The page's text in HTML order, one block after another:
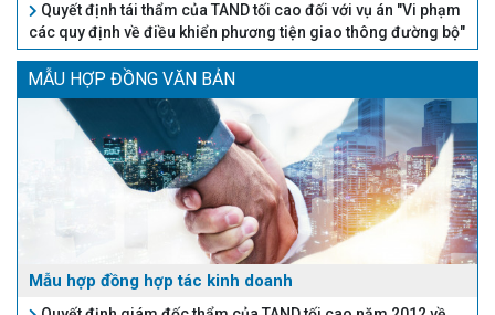
Quyết định tái thẩm của TAND tối cao đối với vụ án "Vi phạm
các quy định về điều khiển phương tiện giao thông đường bộ"
MẪU HỢP ĐỒNG VĂN BẢN
Mẫu hợp đồng hợp tác kinh doanh